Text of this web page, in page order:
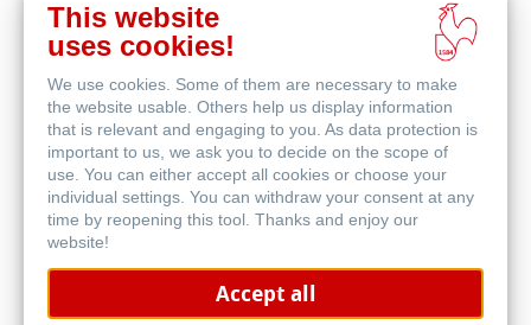
Acquista
online
This website
uses cookies!
We use cookies. Some of them are necessary to make
the website usable. Others help us display information
that is relevant and engaging to you. As data protection is
important to us, we ask you to decide on the scope of
use. You can either accept all cookies or choose your
individual settings. You can withdraw your consent at any
time by reopening this tool. Thanks and enjoy our
website!
Accept all